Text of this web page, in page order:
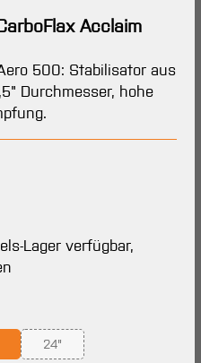
Acclaim
500: Stabilisator aus
Durchmesser, hohe
Lager verfügbar,
zurzeit nicht verfügbar.)
24"
(Diese Option ist zurzeit